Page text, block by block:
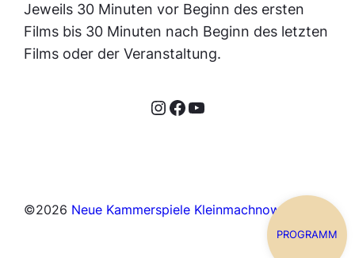
PROGRAMM
Jeweils 30 Minuten vor Beginn des ersten
Films bis 30 Minuten nach Beginn des letzten
Films oder der Veranstaltung.
Instagram Facebook YouTube
©2026 Neue Kammerspiele Kleinmachnow